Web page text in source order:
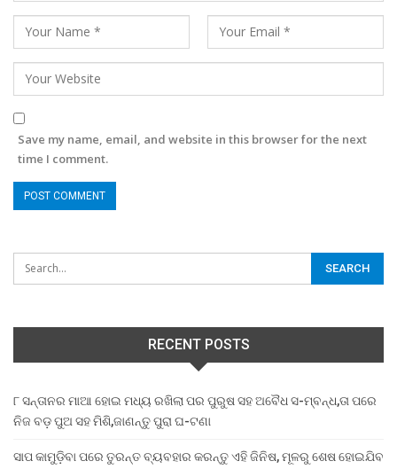
Save my name, email, and website in this browser for the next
time I comment.
RECENT POSTS
୮ ସନ୍ତାନର ମାଆ ହୋଇ ମଧ୍ୟ ରଖିଲା ପର ପୁରୁଷ ସହ ଅବୈଧ ସ-ମ୍ବନ୍ଧ,ତା ପରେ
ନିଜ ବଡ଼ ପୁଅ ସହ ମିଶି,ଜାଣନ୍ତୁ ପୁରା ଘ-ଟଣା
ସାପ କାମୁଡ଼ିବା ପରେ ତୁରନ୍ତ ବ୍ୟବହାର କରନ୍ତୁ ଏହି ଜିନିଷ, ମୂଳରୁ ଶେଷ ହୋଇଯିବ